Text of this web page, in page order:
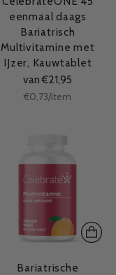
eenmaal daags
Bariatrisch
Multivitamine met
IJzer, Kauwtablet
van €21,95
Stukprijs
€0,73/per
item
Bariatrische